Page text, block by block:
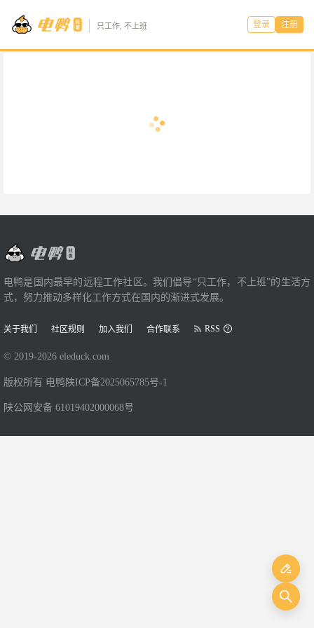
只工作, 不上班 登录 注册
电鸭是国内最早的远程工作社区。我们倡导“只工作，不上班”的生活方
式，努力推动多样化工作方式在国内的渐进式发展。
关于我们 社区规则 加入我们 合作联系 RSS
© 2019-2026 eleduck.com
版权所有 电鸭 陕ICP备2025065785号-1
陕公网安备 61019402000068号